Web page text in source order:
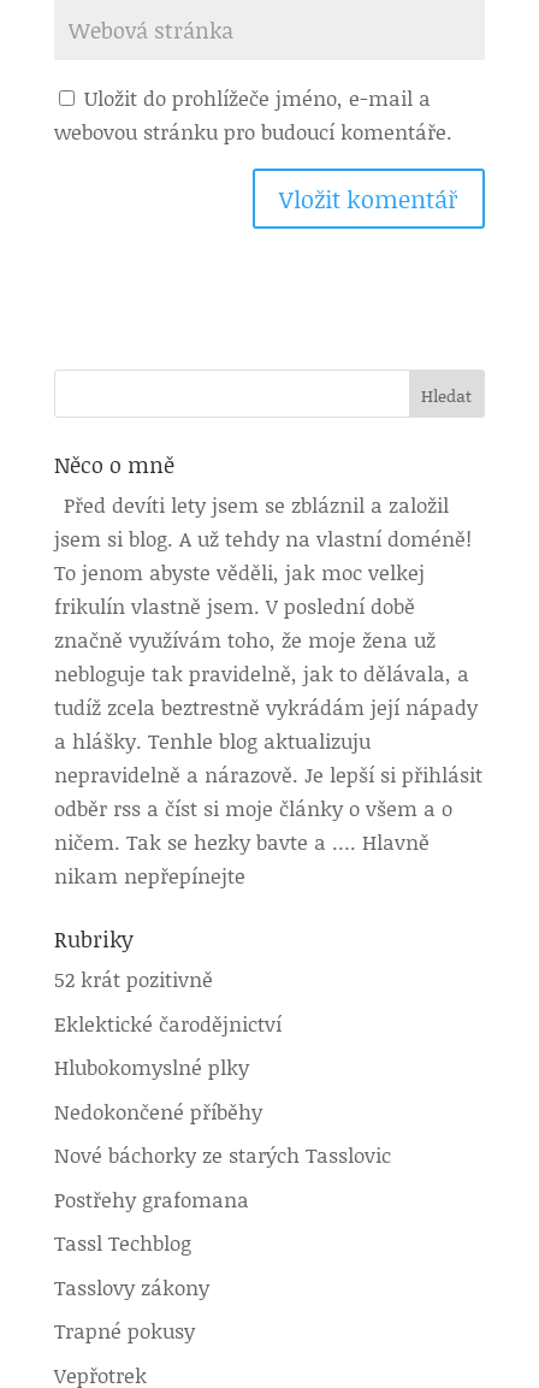
Uložit do prohlížeče jméno, e-mail a
webovou stránku pro budoucí komentáře.
Něco o mně
Před devíti lety jsem se zbláznil a založil
jsem si blog. A už tehdy na vlastní doméně!
To jenom abyste věděli, jak moc velkej
frikulín vlastně jsem. V poslední době
značně využívám toho, že moje žena už
nebloguje tak pravidelně, jak to dělávala, a
tudíž zcela beztrestně vykrádám její nápady
a hlášky. Tenhle blog aktualizuju
nepravidelně a nárazově. Je lepší si přihlásit
odběr rss a číst si moje články o všem a o
ničem. Tak se hezky bavte a …. Hlavně
nikam nepřepínejte
Rubriky
52 krát pozitivně
Eklektické čarodějnictví
Hlubokomyslné plky
Nedokončené příběhy
Nové báchorky ze starých Tasslovic
Postřehy grafomana
Tassl Techblog
Tasslovy zákony
Trapné pokusy
Vepřotrek